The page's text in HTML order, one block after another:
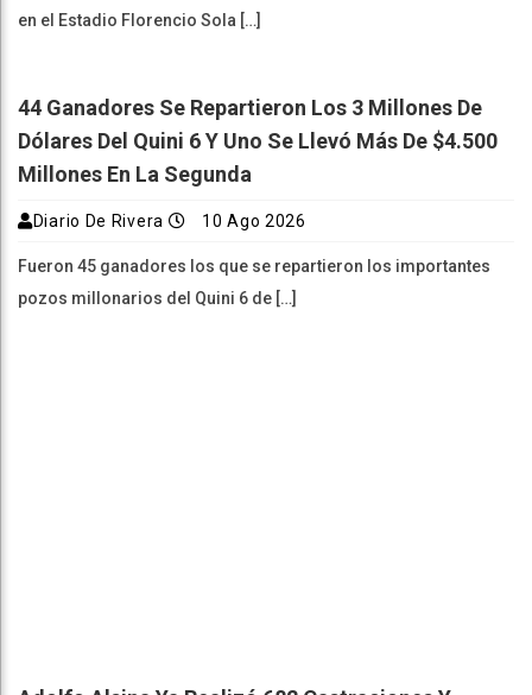
en el Estadio Florencio Sola […]
44 Ganadores Se Repartieron Los 3 Millones De
Dólares Del Quini 6 Y Uno Se Llevó Más De $4.500
Millones En La Segunda
Diario De Rivera 10 Ago 2026
Fueron 45 ganadores los que se repartieron los importantes
pozos millonarios del Quini 6 de […]